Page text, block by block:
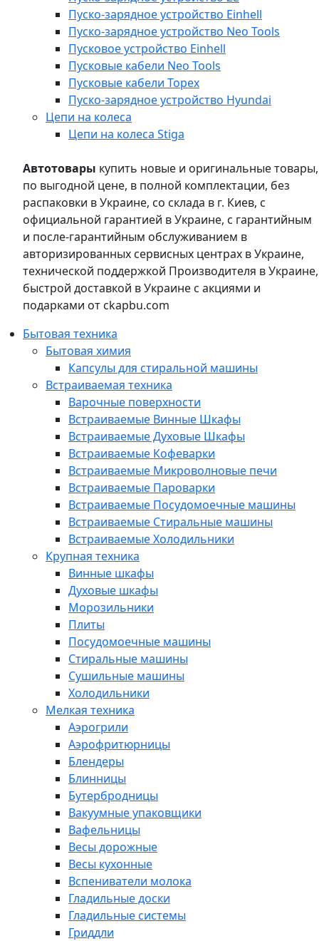
Пуско-зарядное устройство Einhell
Пуско-зарядное устройство Neo Tools
Пусковое устройство Einhell
Пусковые кабели Neo Tools
Пусковые кабели Topex
Пуско-зарядное устройство Hyundai
Цепи на колеса
Цепи на колеса Stiga
Автотовары купить новые и оригинальные товары,
по выгодной цене, в полной комплектации, без
распаковки в Украине, со склада в г. Киев, с
официальной гарантией в Украине, с гарантийным
и после-гарантийным обслуживанием в
авторизированных сервисных центрах в Украине,
технической поддержкой Производителя в Украине,
быстрой доставкой в Украине с акциями и
подарками от ckapbu.com
Бытовая техника
Бытовая химия
Капсулы для стиральной машины
Встраиваемая техника
Варочные поверхности
Встраиваемые Винные Шкафы
Встраиваемые Духовые Шкафы
Встраиваемые Кофеварки
Встраиваемые Микроволновые печи
Встраиваемые Пароварки
Встраиваемые Посудомоечные машины
Встраиваемые Стиральные машины
Встраиваемые Холодильники
Крупная техника
Винные шкафы
Духовые шкафы
Морозильники
Плиты
Посудомоечные машины
Стиральные машины
Сушильные машины
Холодильники
Мелкая техника
Аэрогрили
Аэрофритюрницы
Блендеры
Блинницы
Бутербродницы
Вакуумные упаковщики
Вафельницы
Весы дорожные
Весы кухонные
Вспениватели молока
Гладильные доски
Гладильные системы
Гриддли